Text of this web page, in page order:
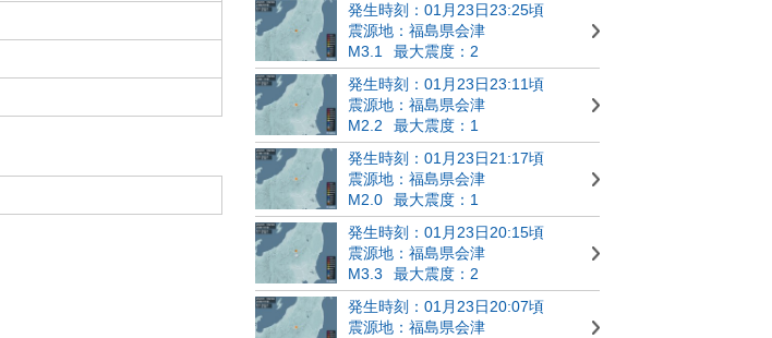
発生時刻：01月23日23:25頃
震源地：福島県会津
M3.1
最大震度：2
発生時刻：01月23日23:11頃
震源地：福島県会津
M2.2
最大震度：1
発生時刻：01月23日21:17頃
震源地：福島県会津
M2.0
最大震度：1
発生時刻：01月23日20:15頃
震源地：福島県会津
M3.3
最大震度：2
発生時刻：01月23日20:07頃
震源地：福島県会津